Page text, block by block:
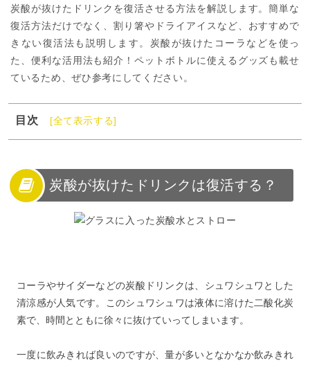
炭酸が抜けたドリンクを復活させる方法を解説します。簡単な
復活方法だけでなく、割り箸やドライアイスなど、おすすめで
きない復活法も説明します。炭酸が抜けたコーラなどを使っ
た、便利な活用法も紹介！ペットボトルに使えるグッズも載せ
ているため、ぜひ参考にしてください。
目次
[全て表示する]
1
炭酸が抜けたドリンクは復活する？
3
炭酸が抜けたドリンクの活用法
4
炭酸が抜けにくくなる便利グッズ
炭酸が復活しないときは再利用してみよう
炭酸が抜けたドリンクは復活する？
コーラやサイダーなどの炭酸ドリンクは、シュワシュワとした
清涼感が人気です。このシュワシュワは液体に溶けた二酸化炭
素で、時間とともに徐々に抜けていってしまいます。
一度に飲みきれば良いのですが、量が多いとなかなか飲みきれ